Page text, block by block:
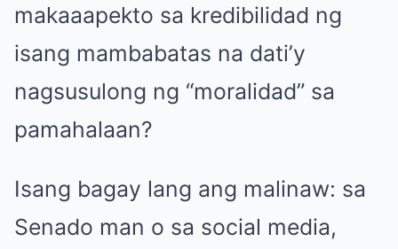
makaaapekto sa kredibilidad ng
isang mambabatas na dati’y
nagsusulong ng “moralidad” sa
pamahalaan?
Isang bagay lang ang malinaw: sa
Senado man o sa social media,